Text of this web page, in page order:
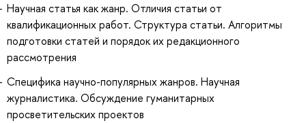
Научная статья как жанр. Отличия статьи от
квалификационных работ. Структура статьи. Алгоритмы
подготовки статей и порядок их редакционного
рассмотрения
Специфика научно-популярных жанров. Научная
журналистика. Обсуждение гуманитарных
просветительских проектов